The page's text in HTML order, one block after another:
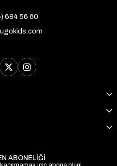
684 56 60
ABONELİĞİ